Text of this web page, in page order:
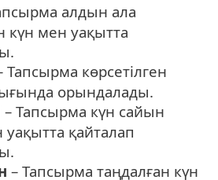
алдын ала
күн мен уақытта
Тапсырма көрсетілген
орындалады.
– Тапсырма күн сайын
уақытта қайталап
– Тапсырма таңдалған күн